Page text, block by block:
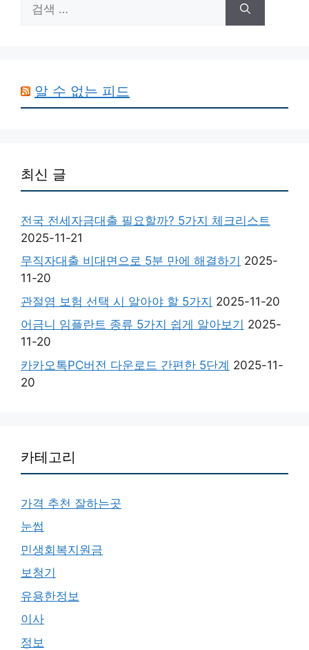
색:
알 수 없는 피드
최신 글
전국 전세자금대출 필요할까? 5가지 체크리스트
2025-11-21
무직자대출 비대면으로 5분 만에 해결하기 2025-
11-20
관절염 보험 선택 시 알아야 할 5가지 2025-11-20
어금니 임플란트 종류 5가지 쉽게 알아보기 2025-
11-20
카카오톡PC버전 다운로드 간편한 5단계 2025-11-
20
카테고리
가격 추천 잘하는곳
눈썹
민생회복지원금
보청기
유용한정보
이사
정보